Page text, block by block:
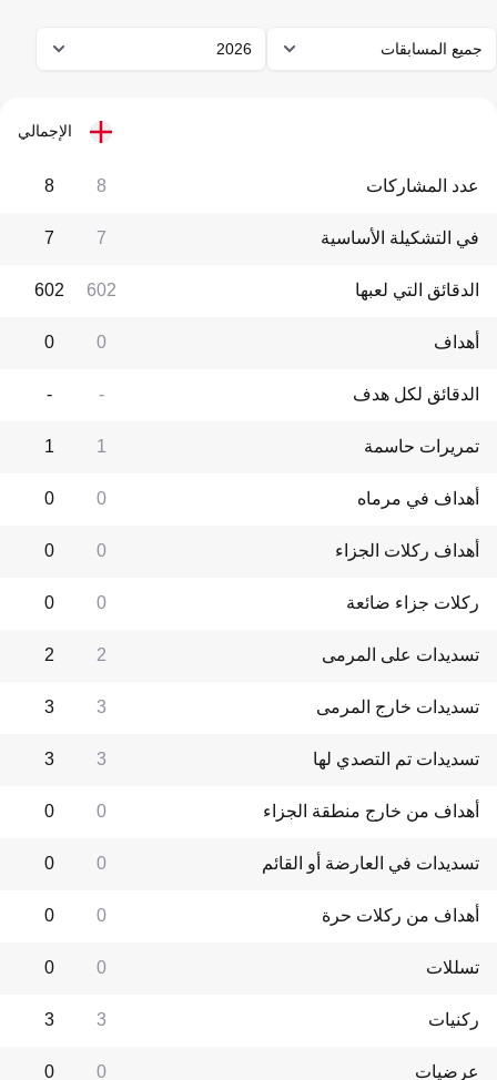
جميع المسابقات 2026
الإجمالي
عدد المشاركات 8
8
في التشكيلة الأساسية 7
7
الدقائق التي لعبها 602
602
أهداف 0
0
الدقائق لكل هدف -
-
تمريرات حاسمة 1
1
أهداف في مرماه 0
0
أهداف ركلات الجزاء 0
0
ركلات جزاء ضائعة 0
0
تسديدات على المرمى 2
2
تسديدات خارج المرمى 3
3
تسديدات تم التصدي لها 3
3
أهداف من خارج منطقة الجزاء 0
0
تسديدات في العارضة أو القائم 0
0
أهداف من ركلات حرة 0
0
تسللات 0
0
ركنيات 3
3
عرضيات 0
0